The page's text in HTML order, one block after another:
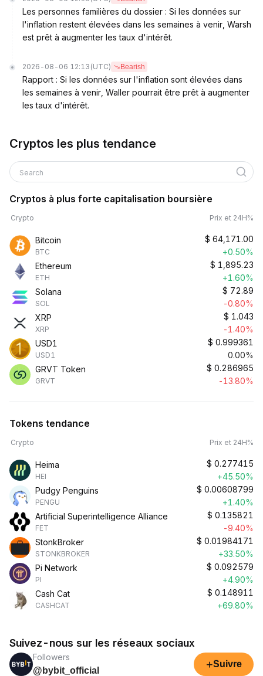
Les personnes familières du dossier : Si les données sur
l'inflation restent élevées dans les semaines à venir, Warsh
est prêt à augmenter les taux d'intérêt.
2026-08-06 12:13 (UTC) Bearish
Rapport : Si les données sur l'inflation sont élevées dans
les semaines à venir, Waller pourrait être prêt à augmenter
les taux d'intérêt.
Cryptos les plus tendance
Search
Cryptos à plus forte capitalisation boursière
Crypto Prix et 24H%
Bitcoin
BTC
$ 64,171.00
+0.50%
Ethereum
ETH
$ 1,895.23
+1.60%
Solana
SOL
$ 72.89
-0.80%
XRP
XRP
$ 1.043
-1.40%
USD1
USD1
$ 0.999361
0.00%
GRVT Token
GRVT
$ 0.286965
-13.80%
Tokens tendance
Crypto Prix et 24H%
Heima
HEI
$ 0.277415
+45.50%
Pudgy Penguins
PENGU
$ 0.00608799
+1.40%
Artificial Superintelligence Alliance
FET
$ 0.135821
-9.40%
StonkBroker
STONKBROKER
$ 0.01984171
+33.50%
Pi Network
PI
$ 0.092579
+4.90%
Cash Cat
CASHCAT
$ 0.148911
+69.80%
Suivez-nous sur les réseaux sociaux
Followers
@bybit_official
+Suivre